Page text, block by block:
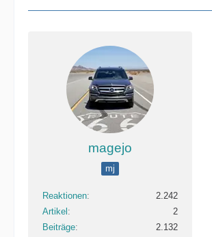
magejo
mj
Reaktionen
2.242
Artikel
2
Beiträge
2.132